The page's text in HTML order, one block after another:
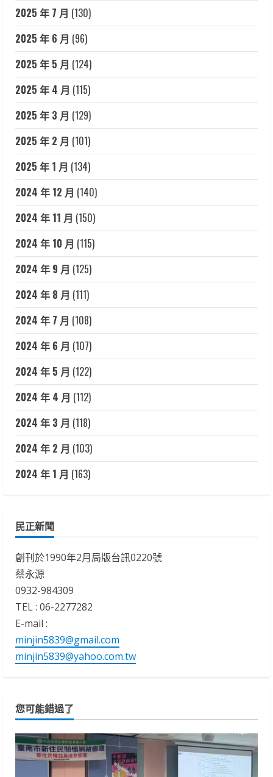
2025 年 7 月 (130)
2025 年 6 月 (96)
2025 年 5 月 (124)
2025 年 4 月 (115)
2025 年 3 月 (129)
2025 年 2 月 (101)
2025 年 1 月 (134)
2024 年 12 月 (140)
2024 年 11 月 (150)
2024 年 10 月 (115)
2024 年 9 月 (125)
2024 年 8 月 (111)
2024 年 7 月 (108)
2024 年 6 月 (107)
2024 年 5 月 (122)
2024 年 4 月 (112)
2024 年 3 月 (118)
2024 年 2 月 (103)
2024 年 1 月 (163)
民正新聞
創刊於1990年2月局版台訊0220號
蔡永源
0932-984309
TEL : 06-2277282
E-mail :
minjin5839@gmail.com
minjin5839@yahoo.com.tw
您可能錯過了